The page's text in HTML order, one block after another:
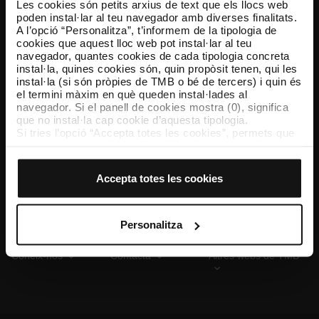
Les cookies són petits arxius de text que els llocs web
poden instal·lar al teu navegador amb diverses finalitats.
A l’opció “Personalitza”, t’informem de la tipologia de
cookies que aquest lloc web pot instal·lar al teu
navegador, quantes cookies de cada tipologia concreta
instal·la, quines cookies són, quin propòsit tenen, qui les
instal·la (si són pròpies de TMB o bé de tercers) i quin és
el termini màxim en què queden instal·lades al
navegador. Si el panell de cookies mostra (0), significa
que no instal·la cap cookie d’aquesta tipologia.
Si tries l’opció “Accepta totes les cookies”, permets que
El selector que es troba a la dreta de cada tipologia de
cookies d’aquella classe.
Un cop hagis marcat les teves preferències, has de fer
clic sobre “Selecciona i configura”. Així, s’instal·laran
només les cookies de la tipologia que hagis seleccionat
personalització, perquè permeten recordar les teves
opcions de navegació (com ara l’idioma) i milloren la teva
Accepta totes les cookies
Personalitza
TMB App
Descarrega’t TMB App i compra els teus bitllets
App Store Google Play
Coneix-nos Contacta Altres webs de TMB